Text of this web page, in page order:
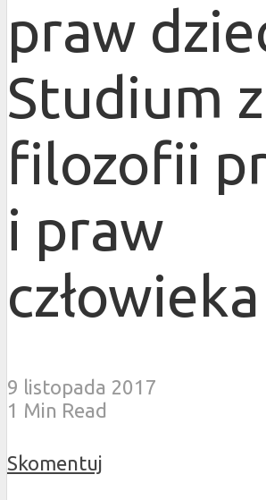
praw
Studium z
filozofii
i praw
człowieka
9 listopada 2017
1 Min Read
Skomentuj